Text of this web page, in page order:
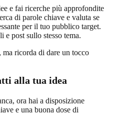
e fai ricerche più approfondite
di parole chiave e valuta se
per il tuo pubblico target.
e post sullo stesso tema.
ma ricorda di dare un tocco
alla tua idea
ora hai a disposizione
e una buona dose di